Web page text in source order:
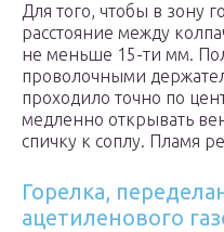
Для того, чтобы в зону
расстояние между
не меньше 15-ти мм.
проволочными
проходило точно по
медленно открывать
спичку к соплу. Пламя
Горелка,
ацетиленового